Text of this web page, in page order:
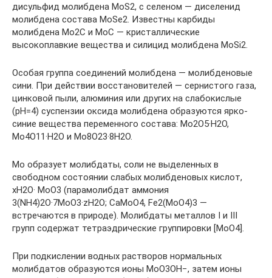
дисульфид молибдена MoS2, с селеном — диселенид
молибдена состава MoSe2. Известны карбиды
молибдена Mo2C и MoC — кристаллические
высокоплавкие вещества и силицид молибдена MoSi2.
Особая группа соединений молибдена — молибденовые
сини. При действии восстановителей — сернистого газа,
цинковой пыли, алюминия или других на слабокислые
(pH=4) суспензии оксида молибдена образуются ярко-
синие вещества переменного состава: Mo2O5·H2O,
Mo4O11·H2O и Mo8O23·8H2O.
Mo образует молибдаты, соли не выделенных в
свободном состоянии слабых молибденовых кислот,
xH2O· MoO3 (парамолибдат аммония
3(NH4)2O·7MoO3·zH2O; CaMoO4, Fe2(MoO4)3 —
встречаются в природе). Молибдаты металлов I и III
групп содержат тетраэдрические группировки [MoO4].
При подкислении водных растворов нормальных
молибдатов образуются ионы MoO3OH−, затем ионы